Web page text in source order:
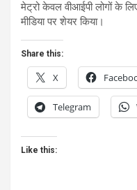
मेट्रो केवल वीआईपी लोगों के
मीडिया पर शेयर किया।
Share this:
X
Telegram
Like this: